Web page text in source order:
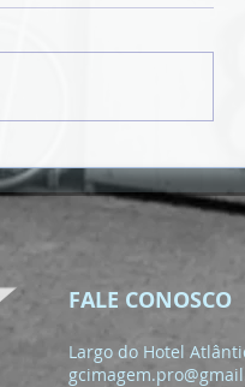
FALE CONOSCO
Largo do Hotel